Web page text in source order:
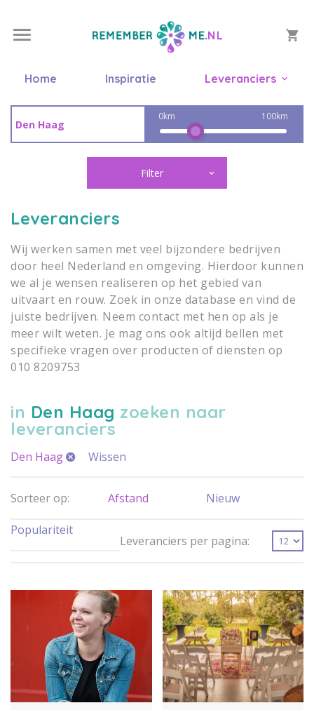
Home Inspiratie Leveranciers
0km 100km
Filter
Leveranciers
Wij werken samen met veel bijzondere bedrijven
door heel Nederland en omgeving. Hierdoor kunnen
we al je wensen realiseren op het gebied van
uitvaart en rouw. Zoek in onze database en vind de
juiste bedrijven. Neem contact met hen op als je
meer wilt weten. Je mag ons ook altijd bellen met
specifieke vragen over producten of diensten op
010 8209753
in Den Haag zoeken naar
leveranciers
Den Haag Wissen
Sorteer op: Afstand Nieuw
Populariteit
Leveranciers per pagina: